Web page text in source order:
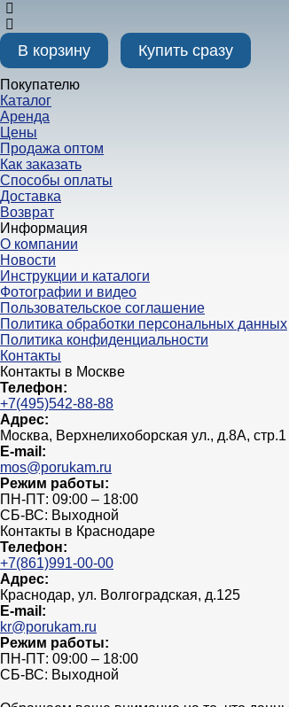
В корзину Купить сразу
Покупателю
Каталог
Аренда
Цены
Продажа оптом
Как заказать
Способы оплаты
Доставка
Возврат
Информация
О компании
Новости
Инструкции и каталоги
Фотографии и видео
Пользовательское соглашение
Политика обработки персональных данных
Политика конфиденциальности
Контакты
Контакты в Москве
Телефон:
+7(495)542-88-88
Адрес:
Москва, Верхнелихоборская ул., д.8А,
E-mail:
mos@porukam.ru
Режим работы:
ПН-ПТ: 09:00 – 18:00
СБ-ВС: Выходной
Контакты в Краснодаре
Телефон:
+7(861)991-00-00
Адрес:
Краснодар, ул. Волгоградская, д.125
E-mail:
kr@porukam.ru
Режим работы:
ПН-ПТ: 09:00 – 18:00
СБ-ВС: Выходной